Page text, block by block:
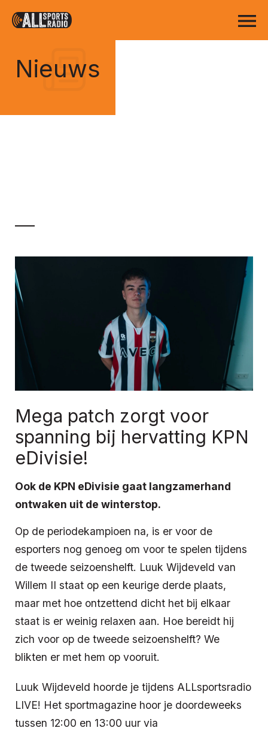
Nieuws
Mega patch zorgt voor
spanning bij hervatting KPN
eDivisie!
Ook de KPN eDivisie gaat langzamerhand
ontwaken uit de winterstop.
Op de periodekampioen na, is er voor de
esporters nog genoeg om voor te spelen tijdens
de tweede seizoenshelft. Luuk Wijdeveld van
Willem II staat op een keurige derde plaats,
maar met hoe ontzettend dicht het bij elkaar
staat is er weinig relaxen aan. Hoe bereidt hij
zich voor op de tweede seizoenshelft? We
blikten er met hem op vooruit.
Luuk Wijdeveld hoorde je tijdens ALLsportsradio
LIVE! Het sportmagazine hoor je doordeweeks
tussen 12:00 en 13:00 uur via